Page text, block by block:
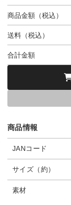
商品金額（税込）
送料（税込）
合計金額
商品情報
JANコード
サイズ（約）
素材